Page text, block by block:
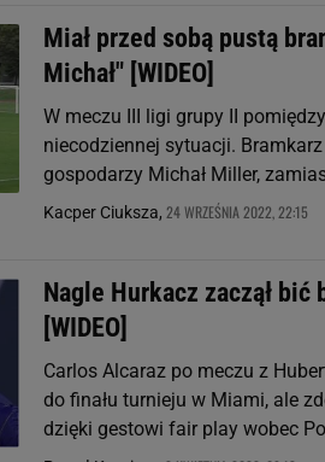
Miał przed sobą pustą
Michał" [WIDEO]
W meczu III ligi grupy II
niecodziennej sytuacji.
gospodarzy Michał Miller,
Kacper Ciuksza, 24 WRZEŚNIA 2022, 22:15
Nagle Hurkacz zaczął
[WIDEO]
Carlos Alcaraz po meczu z
do finału turnieju w Miami, ale
dzięki gestowi fair play wobec